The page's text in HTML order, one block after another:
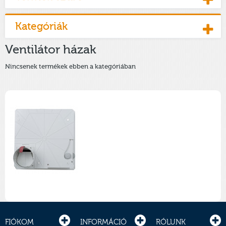
Kategóriák
Ventilátor házak
Nincsenek termékek ebben a kategóriában
FIÓKOM INFORMÁCIÓ RÓLUNK